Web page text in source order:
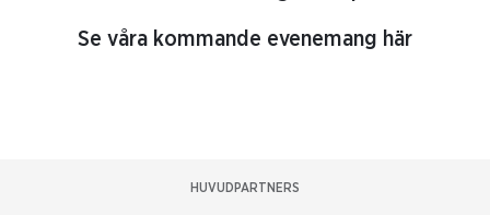
Se våra kommande evenemang här
HUVUDPARTNERS